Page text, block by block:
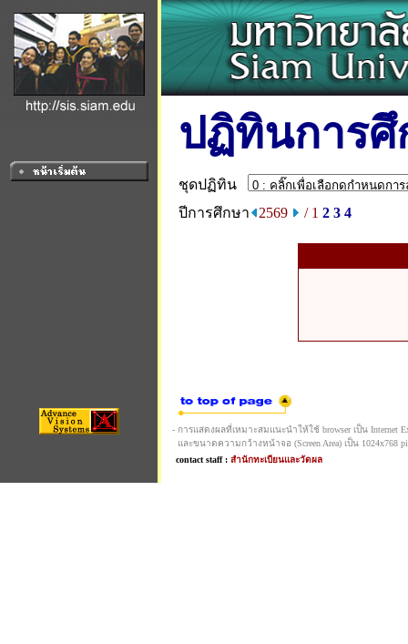
ปฏิทินการศึ
ชุดปฏิทิน
ปีการศึกษา
2569 / 1 2 3 4
- การแสดงผลที่เหมาะสมแนะนำให้ใช้ browser เป็น Internet
และขนาดความกว้างหน้าจอ (Screen Area) เป็น 1024x768
contact staff : สำนักทะเบียนและวัดผล